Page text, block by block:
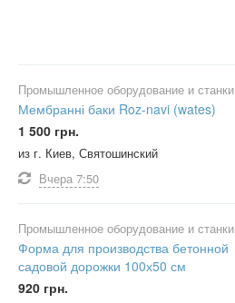
Промышленное оборудование и станки
Мембранні баки Roz-navi (wates)
1 500 грн.
из г. Киев, Святошинский
Вчера 7:50
Промышленное оборудование и станки
Форма для производства бетонной
садовой дорожки 100х50 см
920 грн.